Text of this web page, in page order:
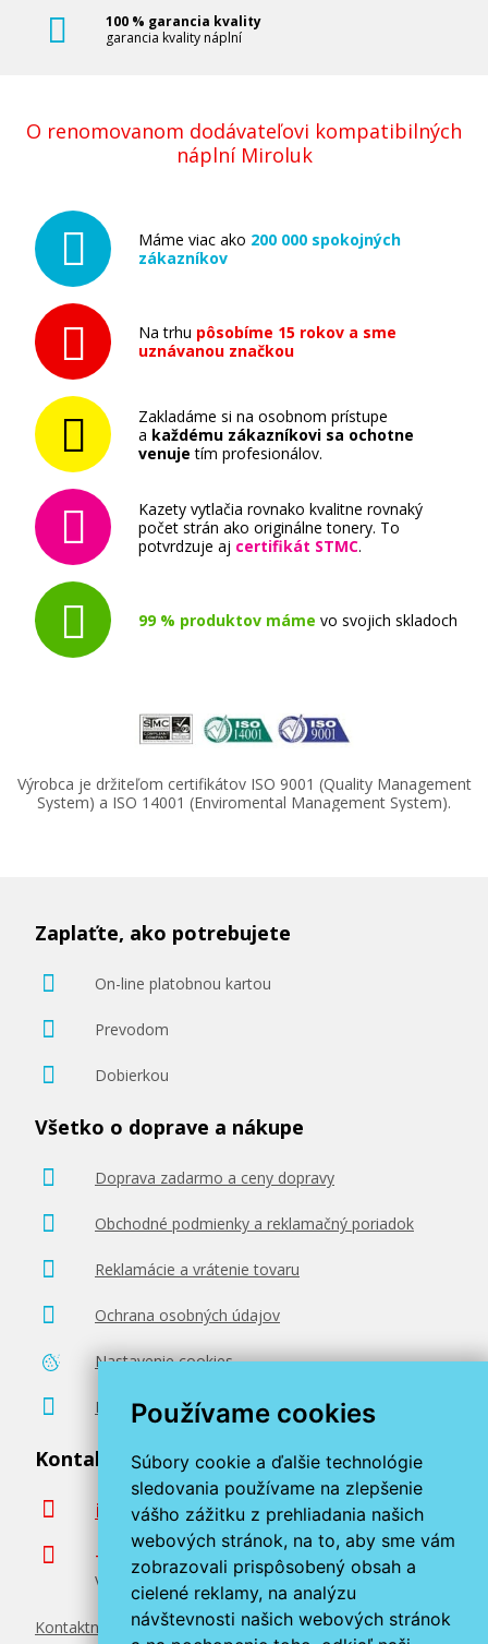
Používame cookies
Súbory cookie a ďalšie technológie
sledovania používame na zlepšenie
vášho zážitku z prehliadania našich
webových stránok, na to, aby sme vám
zobrazovali prispôsobený obsah a
cielené reklamy, na analýzu
návštevnosti našich webových stránok
100 % garancia kvality
garancia kvality náplní
O renomovanom dodávateľovi kompatibilných
náplní Miroluk
Máme viac ako 200 000 spokojných
zákazníkov
Na trhu pôsobíme 15 rokov a sme
uznávanou značkou
Zakladáme si na osobnom prístupe
a každému zákazníkovi sa ochotne
venuje tím profesionálov.
Kazety vytlačia rovnako kvalitne rovnaký
počet strán ako originálne tonery. To
potvrdzuje aj certifikát STMC.
99 % produktov máme vo svojich skladoch
Výrobca je držiteľom certifikátov ISO 9001 (Quality Management
System) a ISO 14001 (Enviromental Management System).
Zaplaťte, ako potrebujete
On-line platobnou kartou
Prevodom
Dobierkou
Všetko o doprave a nákupe
Doprava zadarmo a ceny dopravy
Obchodné podmienky a reklamačný poriadok
Reklamácie a vrátenie tovaru
Ochrana osobných údajov
Nastavenie cookies
Poradenstvo zadarmo
Kontaktujte nás
info@miroluk.sk
+420 377 222 313
Volajte v pracovné dni od 8. do 17. hod.
Kontaktné údaje